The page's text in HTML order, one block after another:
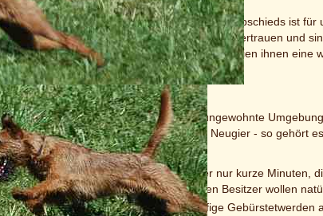
tolles Zuhause entlassen. Die Zeit des Abschieds ist für
gebracht, sie schenken bedingungslos Vertrauen und
Candids wissen wir, dass ihre neuen Familien ihnen eine
lieben kleinen Kuschelmonster!
Geräusche, fremde Gerüche, ungewohnte
um. Erst kurze Skepsis, dann siegt die Neugier - so gehört
an der Leine; natürlich sind das immer nur kurze Minuten,
nicht als zwanghaft begreifen. Die neuen Besitzer wollen
nach Hause holen
. Auch das häufige Gebürstetwerden